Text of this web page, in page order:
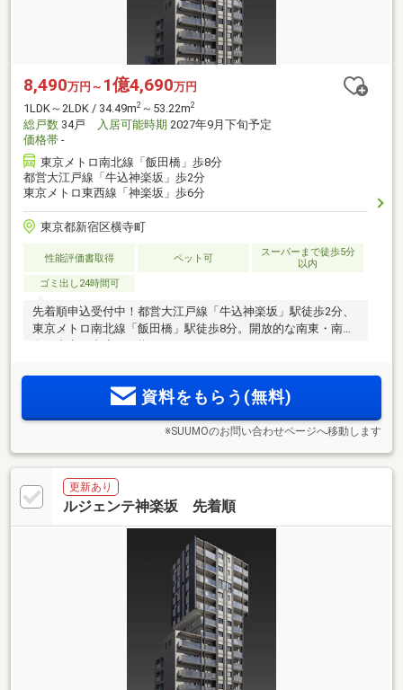
8,490万円～ 1億4,690万円
1LDK～2LDK / 34.49m2 ～53.22m2
総戸数 34戸 入居可能時期 2027年9月下旬予定
価格帯 -
東京メトロ南北線「飯田橋」歩8分
都営大江戸線「牛込神楽坂」歩2分
東京メトロ東西線「神楽坂」歩6分
東京都新宿区横寺町
性能評価書取得 ペット可
スーパーまで徒歩5分
以内
ゴミ出し24時間可
先着順申込受付中！都営大江戸線「牛込神楽坂」駅徒歩2分、
東京メトロ南北線「飯田橋」駅徒歩8分。開放的な南東・南西
資料をもらう(無料)
※SUUMOのお問い合わせページへ移動します
更新あり
ルジェンテ神楽坂 先着順